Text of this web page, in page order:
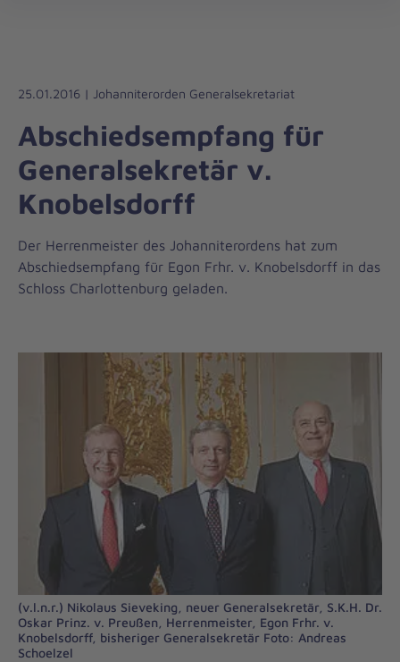
Liebe
Leben
25.01.2016 | Johanniterorden Generalsekretariat
Abschiedsempfang für
Generalsekretär v.
Knobelsdorff
Der Herrenmeister des Johanniterordens hat zum
Abschiedsempfang für Egon Frhr. v. Knobelsdorff in das
Schloss Charlottenburg geladen.
(v.l.n.r.) Nikolaus Sieveking, neuer Generalsekretär, S.K.H. Dr.
Oskar Prinz. v. Preußen, Herrenmeister, Egon Frhr. v.
Knobelsdorff, bisheriger Generalsekretär Foto: Andreas
Schoelzel